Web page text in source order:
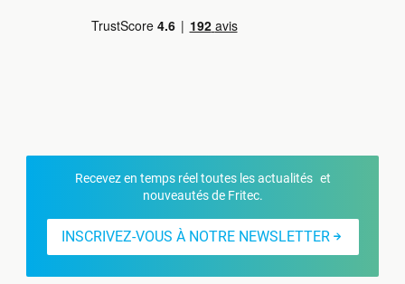
Recevez en temps réel toutes les actualités et
nouveautés de Fritec.
INSCRIVEZ-VOUS À NOTRE NEWSLETTER